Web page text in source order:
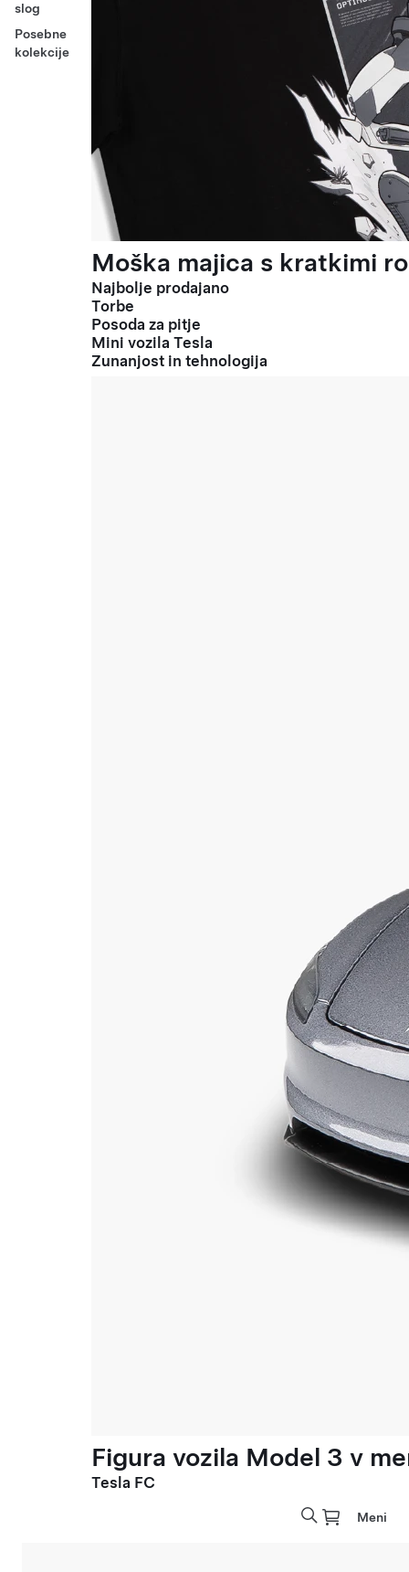
slog
Posebne
kolekcije
Moška majica s kratkimi
Najbolje prodajano
Torbe
Posoda za pitje
Mini vozila Tesla
Zunanjost in tehnologija
Figura vozila Model 3 v
Tesla FC
Meni